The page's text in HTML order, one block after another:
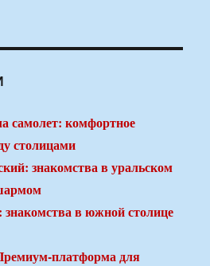
самолет: комфортное
столицами
знакомства в уральском
в южной столице
платформа для